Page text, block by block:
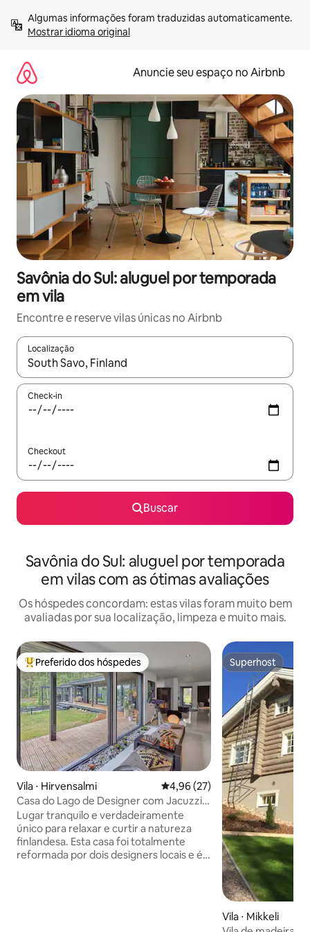
para
Mostrar idioma original
Anuncie seu espaço no Airbnb
Savônia do Sul: aluguel por temporada
em vila
Encontre e reserve vilas únicas no Airbnb
Localização
Quando os resultados estiverem disponíveis, explore-os
Check-in
Checkout
Buscar
Savônia do Sul: aluguel por temporada
em vilas com as ótimas avaliações
Os hóspedes concordam: estas vilas foram muito bem
avaliadas por sua localização, limpeza e muito mais.
Entre os melhores preferidos dos hóspedes
Preferido dos hóspedes
Vila ⋅ Hirvensalmi 4,96 de uma avaliação média
4,96 (27)
Casa do Lago de Designer com Jacuzzi e
Sauna
Lugar tranquilo e verdadeiramente
único para relaxar e curtir a natureza
finlandesa. Esta casa foi totalmente
reformada por dois designers locais e é
Superhost
Superhost
Vila ⋅ Mikkeli